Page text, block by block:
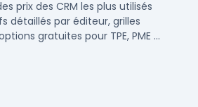
prix des CRM les plus utilisés
détaillés par éditeur, grilles
gratuites pour TPE, PME et